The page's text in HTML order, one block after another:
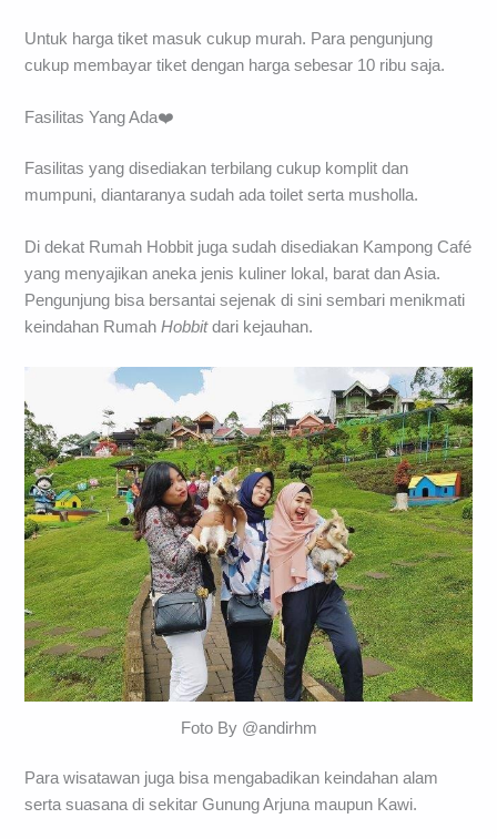
Untuk harga tiket masuk cukup murah. Para pengunjung
cukup membayar tiket dengan harga sebesar 10 ribu saja.
Fasilitas Yang Ada❤️
Fasilitas yang disediakan terbilang cukup komplit dan
mumpuni, diantaranya sudah ada toilet serta musholla.
Di dekat Rumah Hobbit juga sudah disediakan Kampong Café
yang menyajikan aneka jenis kuliner lokal, barat dan Asia.
Pengunjung bisa bersantai sejenak di sini sembari menikmati
keindahan RumahHobbitdari kejauhan.
Foto By @andirhm
Para wisatawan juga bisa mengabadikan keindahan alam
serta suasana di sekitar Gunung Arjuna maupun Kawi.